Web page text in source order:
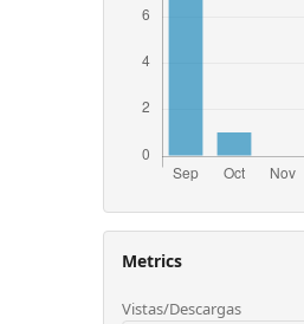
Metrics
Vistas/Descargas